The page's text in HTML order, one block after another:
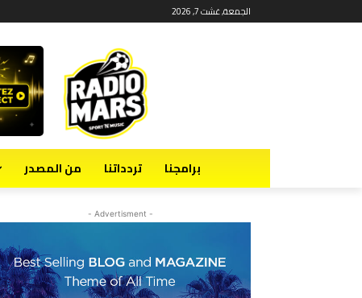
الجمعة, غشت 7, 2026
برامجنا تردداتنا من المصدر
- Advertisment -